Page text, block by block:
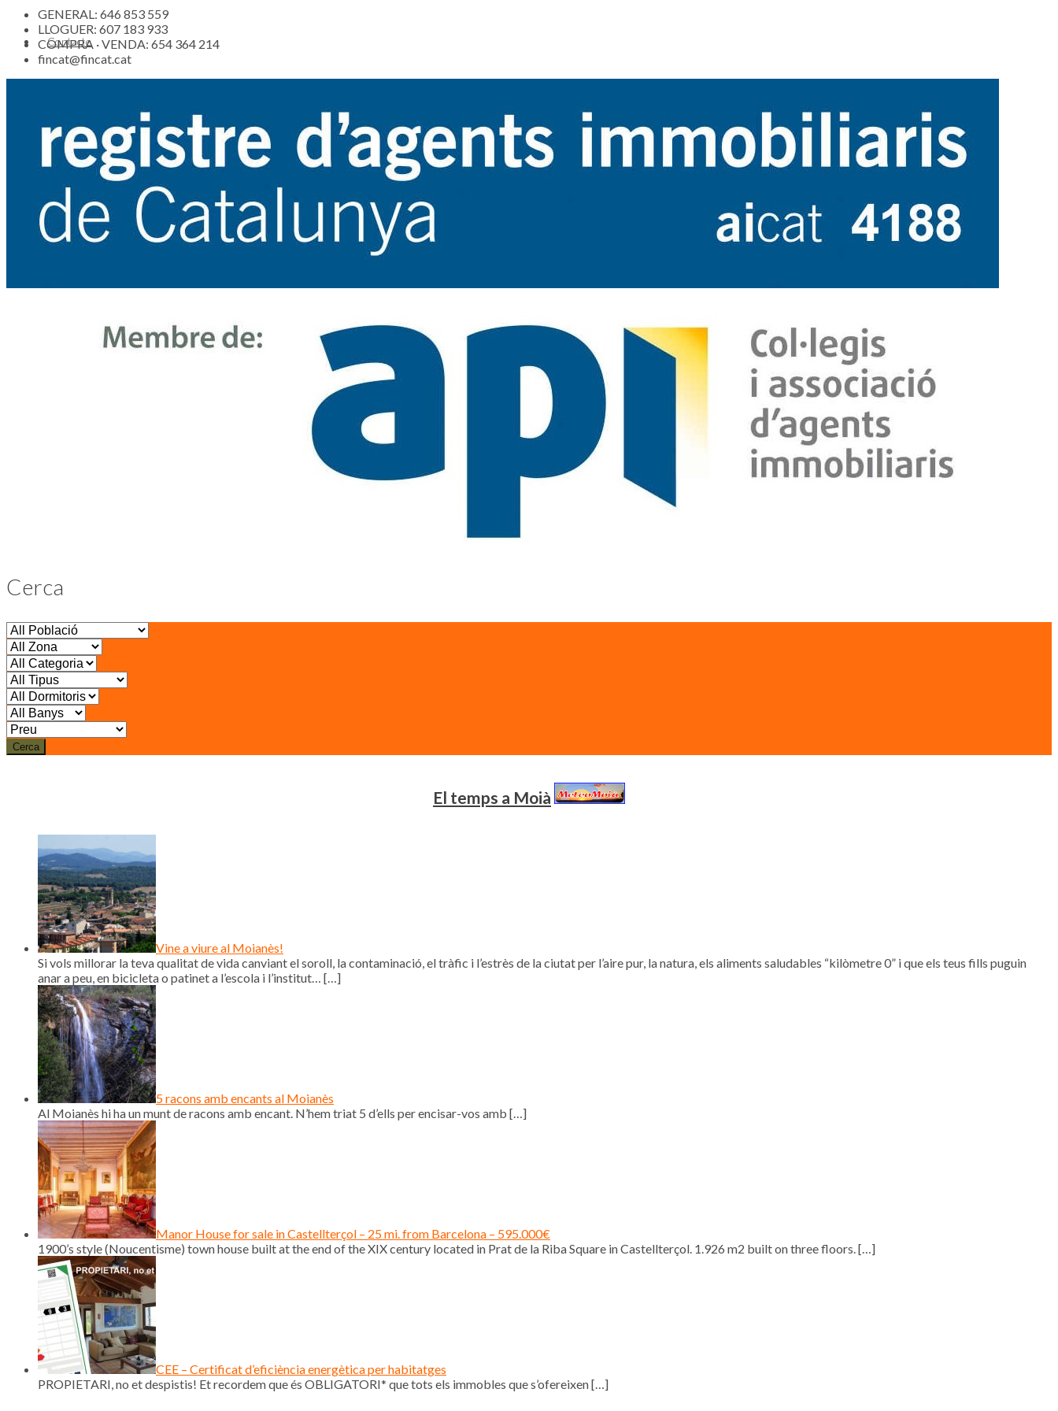
Contacte
GENERAL: 646 853 559
LLOGUER: 607 183 933
COMPRA · VENDA: 654 364 214
fincat@fincat.cat
Cerca
Cerca
El temps a Moià
Vine a viure al Moianès!
Si vols millorar la teva qualitat de vida canviant el soroll, la contaminació, el tràfic i l’estrès de la ciutat per l’aire pur, la natura, els aliments saludables “kilòmetre 0” i que els teus fills puguin
anar a peu, en bicicleta o patinet a l’escola i l’institut…
[…]
5 racons amb encants al Moianès
Al Moianès hi ha un munt de racons amb encant. N’hem triat 5 d’ells per encisar-vos amb […]
Manor House for sale in Castellterçol – 25 mi. from Barcelona – 595.000€
1900’s style (Noucentisme) town house built at the end of the XIX century located in Prat de la Riba Square in Castellterçol. 1.926 m2 built on three floors. […]
CEE – Certificat d’eficiència energètica per habitatges
PROPIETARI, no et despistis! Et recordem que és OBLIGATORI* que tots els immobles que s’ofereixen[…]